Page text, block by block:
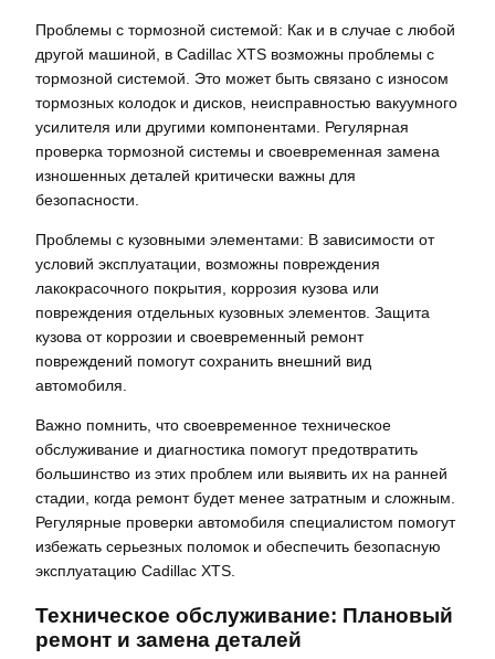
Проблемы с тормозной системой: Как и в случае с любой
другой машиной, в Cadillac XTS возможны проблемы с
тормозной системой. Это может быть связано с износом
тормозных колодок и дисков, неисправностью вакуумного
усилителя или другими компонентами. Регулярная
проверка тормозной системы и своевременная замена
изношенных деталей критически важны для
безопасности.
Проблемы с кузовными элементами: В зависимости от
условий эксплуатации, возможны повреждения
лакокрасочного покрытия, коррозия кузова или
повреждения отдельных кузовных элементов. Защита
кузова от коррозии и своевременный ремонт
повреждений помогут сохранить внешний вид
автомобиля.
Важно помнить, что своевременное техническое
обслуживание и диагностика помогут предотвратить
большинство из этих проблем или выявить их на ранней
стадии, когда ремонт будет менее затратным и сложным.
Регулярные проверки автомобиля специалистом помогут
избежать серьезных поломок и обеспечить безопасную
эксплуатацию Cadillac XTS.
Техническое обслуживание: Плановый
ремонт и замена деталей